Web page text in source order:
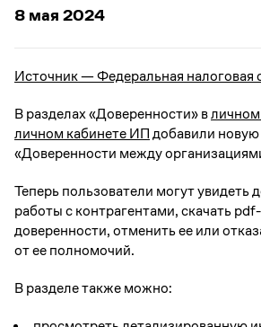
8 мая 2024
Источник — Федеральная налоговая
В разделах «Доверенности» в
личном кабинете ИПдобавили
«Доверенности между
Теперь пользователи могут увидеть
работы с контрагентами, скачать
доверенности, отменить ее или
от ее полномочий.
В разделе также можно: